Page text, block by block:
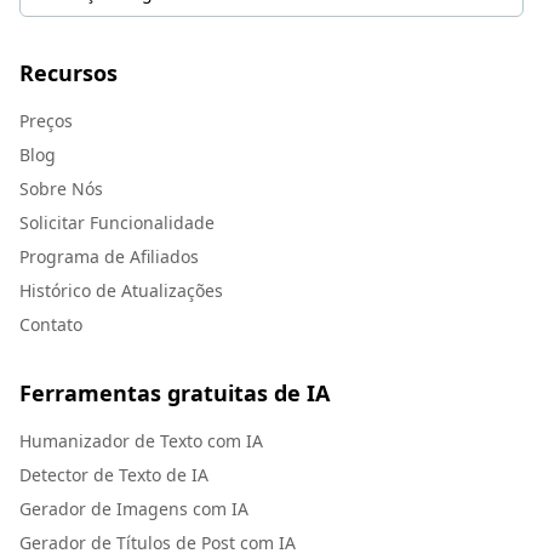
Recursos
Preços
Blog
Sobre Nós
Solicitar Funcionalidade
Programa de Afiliados
Histórico de Atualizações
Contato
Ferramentas gratuitas de IA
Humanizador de Texto com IA
Detector de Texto de IA
Gerador de Imagens com IA
Gerador de Títulos de Post com IA